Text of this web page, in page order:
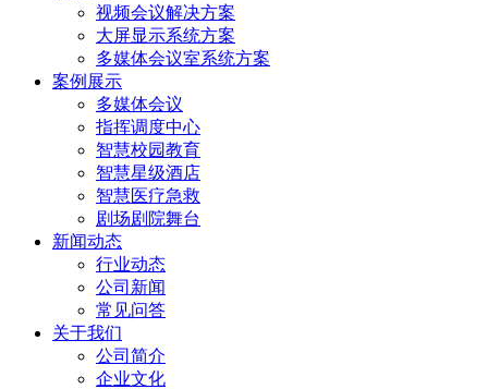
视频会议解决方案
大屏显示系统方案
多媒体会议室系统方案
案例展示
多媒体会议
指挥调度中心
智慧校园教育
智慧星级酒店
智慧医疗急救
剧场剧院舞台
新闻动态
行业动态
公司新闻
常见问答
关于我们
公司简介
企业文化